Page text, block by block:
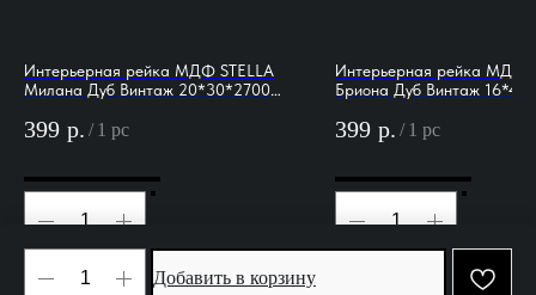
Добавить в корзину
Интерьерная рейка МДФ STELLA
Милана Дуб Винтаж 20*30*2700
399 р. / 1 pc
Интерьерная рейка МДФ
Бриона Дуб Винтаж
399 р. / 1 pc